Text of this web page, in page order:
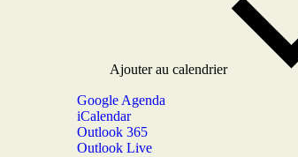
Ajouter au calendrier
Google Agenda
iCalendar
Outlook 365
Outlook Live